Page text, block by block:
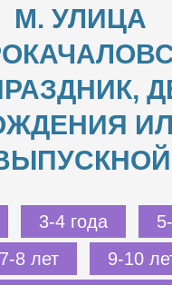
М. УЛИЦА
3-4 года
7-8 лет
9-10